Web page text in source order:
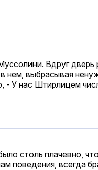
Вдруг
нем, выбрасывая
У нас Штирлицем
столь плачевно,
поведения, всегда